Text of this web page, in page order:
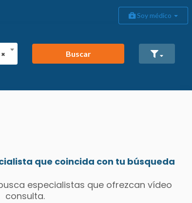
Soy médico
×
Buscar
que coincida con tu búsqueda
especialistas que ofrezcan vídeo
consulta.